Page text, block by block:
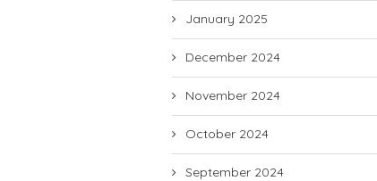
January 2025
December 2024
November 2024
October 2024
September 2024